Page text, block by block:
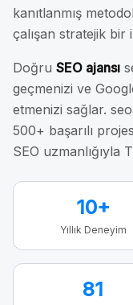
kanıtlanmış
çalışan stratejik bir
Doğru SEO ajansı
geçmenizi ve
etmenizi sağlar.
500+ başarılı
SEO uzmanlığıyla
10+
Yıllık Deneyim
81